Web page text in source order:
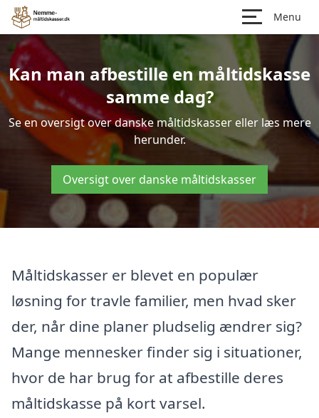
Menu
Kan man afbestille en måltidskasse
samme dag?
Se en oversigt over danske måltidskasser eller læs mere
herunder.
Oversigt over danske måltidskasser
Måltidskasser er blevet en populær
løsning for travle familier, men hvad sker
der, når dine planer pludselig ændrer sig?
Mange mennesker finder sig i situationer,
hvor de har brug for at afbestille deres
måltidskasse på kort varsel.